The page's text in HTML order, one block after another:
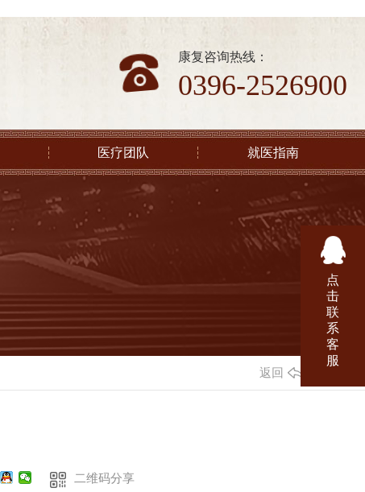
康复咨询热线：
0396-2526900
医疗团队 就医指南
返回
二维码分享
点
击
联
系
客
服